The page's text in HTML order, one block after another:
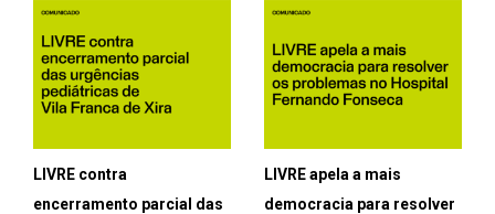
LIVRE contra
encerramento parcial das
LIVRE apela a mais
democracia para resolver